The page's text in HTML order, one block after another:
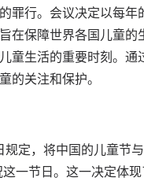
行。会议决定以每年
保障世界各国儿童的
童生活的重要时刻。通
的关注和保护。
定，将中国的儿童节
一节日。这一决定体